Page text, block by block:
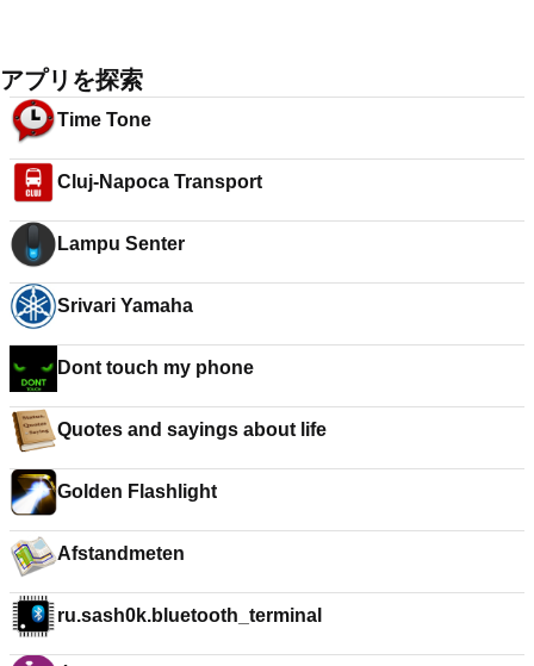
アプリを探索
Time Tone
Cluj-Napoca Transport
Lampu Senter
Srivari Yamaha
Dont touch my phone
Quotes and sayings about life
Golden Flashlight
Afstandmeten
ru.sash0k.bluetooth_terminal